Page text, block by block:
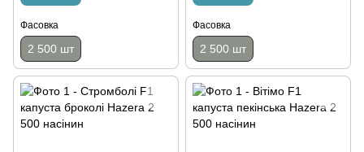
Фасовка
2 500 шт
Фасовка
2 500 шт